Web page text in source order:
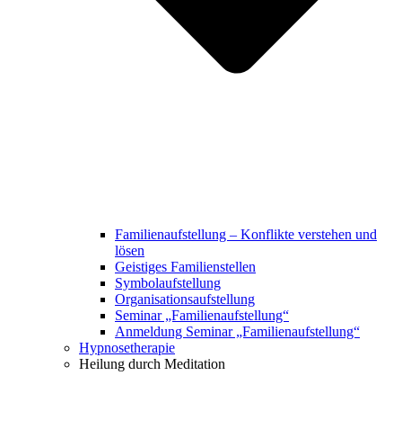
Familienaufstellung – Konflikte verstehen und
lösen
Geistiges Familienstellen
Symbolaufstellung
Organisationsaufstellung
Seminar „Familienaufstellung“
Anmeldung Seminar „Familienaufstellung“
Hypnosetherapie
Heilung durch Meditation